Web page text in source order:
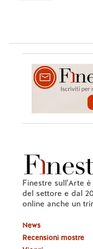
Finestre sull'Arte
del settore e dal
online anche un
News
Recensioni mostre